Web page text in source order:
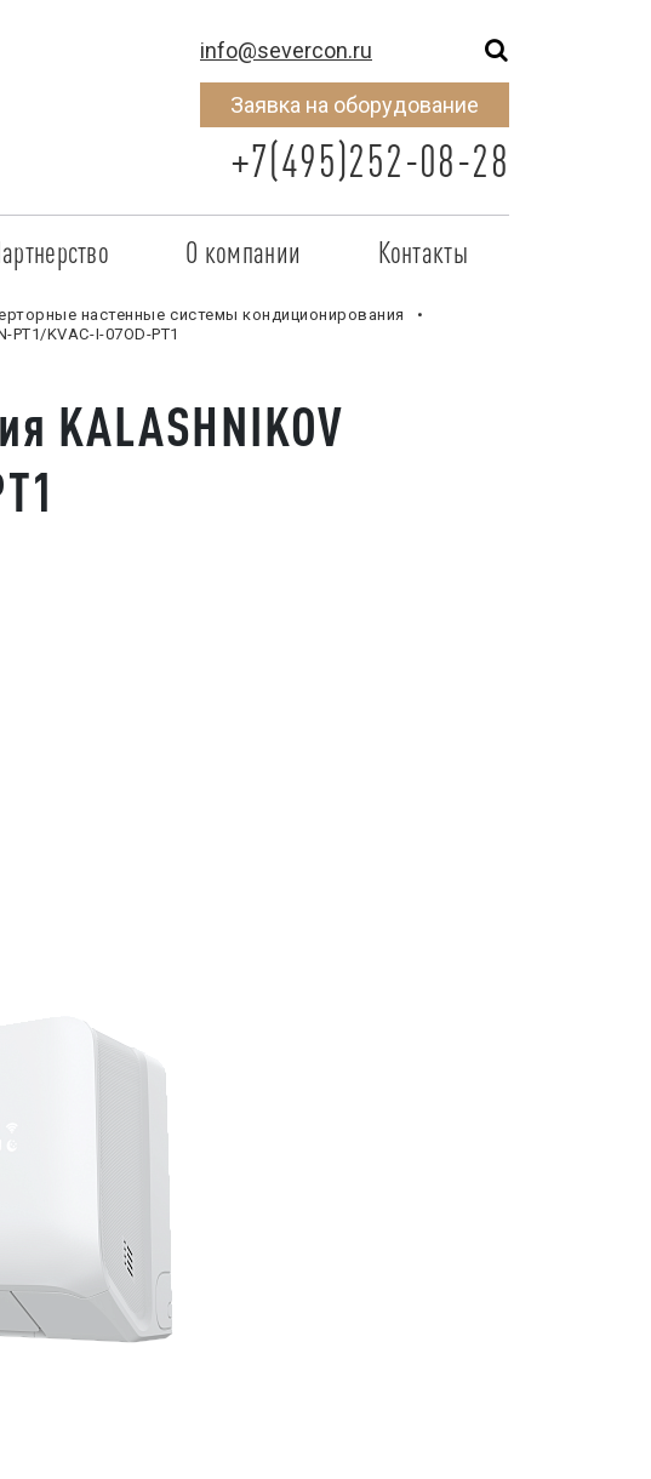
info@severcon.ru
Заявка на оборудование
+7(495)252-08-28
Стать партнером
Наши партнеры
Проверить сертификат
О компании
SEVERCON
Новости
Контакты
настенные системы кондиционирования
KVAC-I-07OD-PT1
KALASHNIKOV